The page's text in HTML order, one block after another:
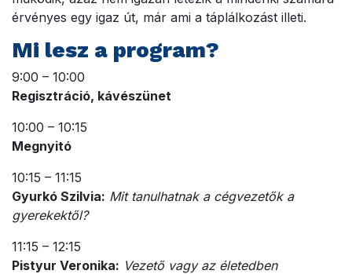
érvényes egy igaz út, már ami a táplálkozást illeti.
Mi lesz a program?
9:00 – 10:00
Regisztráció, kávészünet
10:00 – 10:15
Megnyitó
10:15 – 11:15
Gyurkó Szilvia: Mit tanulhatnak a cégvezetők a
gyerekektől?
11:15 – 12:15
Pistyur Veronika: Vezető vagy az életedben